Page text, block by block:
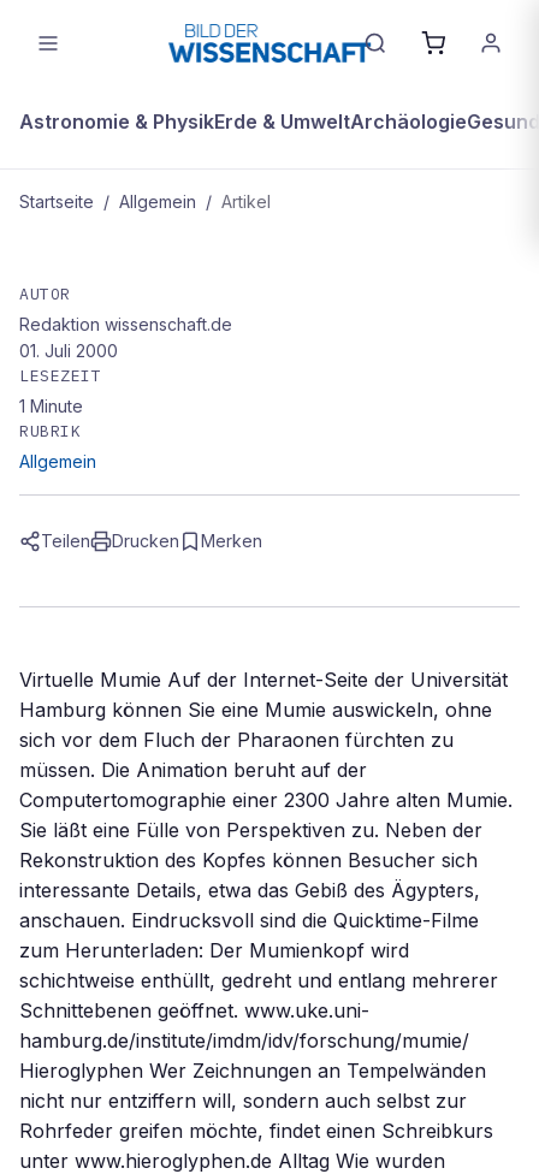
Astronomie & PhysikErde & UmweltArchäologie
Startseite / Allgemein / Artikel
homepage des Monats: Ägypten
AUTOR
Redaktion wissenschaft.de
01. Juli 2000
LESEZEIT
1 Minute
RUBRIK
Allgemein
Teilen Drucken Merken
Virtuelle Mumie Auf der Internet-Seite der Universität
Hamburg können Sie eine Mumie auswickeln, ohne
sich vor dem Fluch der Pharaonen fürchten zu
müssen. Die Animation beruht auf der
Computertomographie einer 2300 Jahre alten Mumie.
Sie läßt eine Fülle von Perspektiven zu. Neben der
Rekonstruktion des Kopfes können Besucher sich
interessante Details, etwa das Gebiß des Ägypters,
anschauen. Eindrucksvoll sind die Quicktime-Filme
zum Herunterladen: Der Mumienkopf wird
schichtweise enthüllt, gedreht und entlang mehrerer
Schnittebenen geöffnet. www.uke.uni-
hamburg.de/institute/imdm/idv/forschung/mumie/
Hieroglyphen Wer Zeichnungen an Tempelwänden
nicht nur entziffern will, sondern auch selbst zur
Rohrfeder greifen möchte, findet einen Schreibkurs
unter www.hieroglyphen.de Alltag Wie wurden